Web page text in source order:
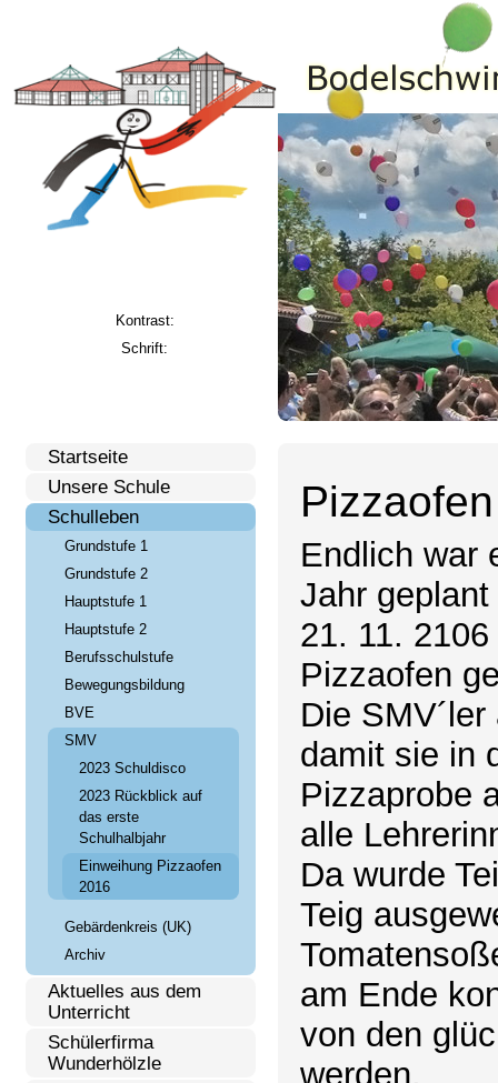
Kontrast:
Schrift:
Startseite
Unsere Schule
Schulleben
Grundstufe 1
Grundstufe 2
Hauptstufe 1
Hauptstufe 2
Berufsschulstufe
Bewegungsbildung
BVE
SMV
2023 Schuldisco
2023 Rückblick auf
das erste
Schulhalbjahr
Einweihung Pizzaofen
2016
Gebärdenkreis (UK)
Archiv
Aktuelles aus dem
Unterricht
Schülerfirma
Wunderhölzle
Endlich war
Jahr
21. 11.
Pizzaofen
Die
damit sie in
Pizzaprobe
alle
Da wurde
Teig
am Ende
von den
werden.